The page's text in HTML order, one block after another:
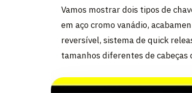
Vamos mostrar dois tipos de
em aço cromo vanádio,
reversível, sistema de quick
tamanhos diferentes de cabeças